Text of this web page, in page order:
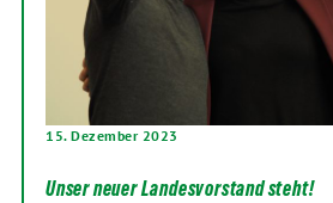
15. Dezember 2023
Unser neuer Landesvorstand steht!